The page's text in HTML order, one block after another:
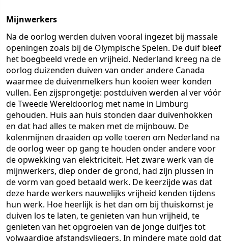
Mijnwerkers
Na de oorlog werden duiven vooral ingezet bij massale
openingen zoals bij de Olympische Spelen. De duif bleef
het boegbeeld vrede en vrijheid. Nederland kreeg na de
oorlog duizenden duiven van onder andere Canada
waarmee de duivenmelkers hun kooien weer konden
vullen. Een zijsprongetje: postduiven werden al ver vóór
de Tweede Wereldoorlog met name in Limburg
gehouden. Huis aan huis stonden daar duivenhokken
en dat had alles te maken met de mijnbouw. De
kolenmijnen draaiden op volle toeren om Nederland na
de oorlog weer op gang te houden onder andere voor
de opwekking van elektriciteit. Het zware werk van de
mijnwerkers, diep onder de grond, had zijn plussen in
de vorm van goed betaald werk. De keerzijde was dat
deze harde werkers nauwelijks vrijheid kenden tijdens
hun werk. Hoe heerlijk is het dan om bij thuiskomst je
duiven los te laten, te genieten van hun vrijheid, te
genieten van het opgroeien van de jonge duifjes tot
volwaardige afstandsvliegers. In mindere mate gold dat